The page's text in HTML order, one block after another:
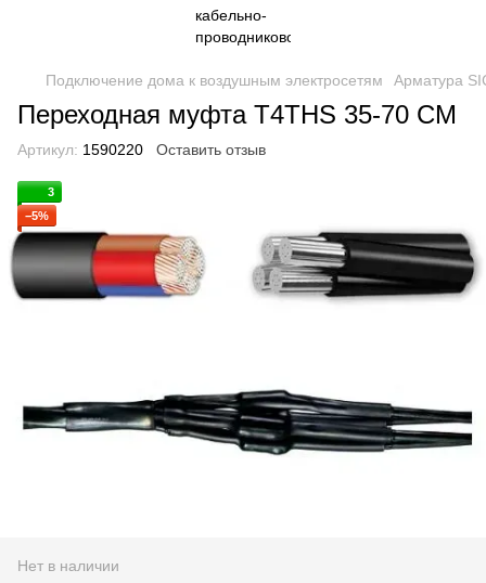
Подключение дома к воздушным электросетям Арматура
Переходная муфта T4THS 35-70 CM
Артикул: 1590220 Оставить отзыв
3
−5%
Нет в наличии